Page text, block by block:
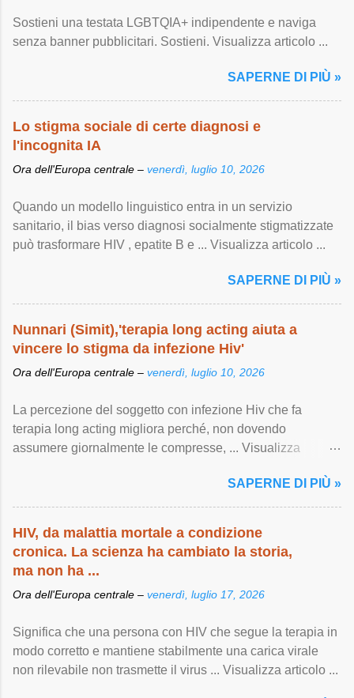
Sostieni una testata LGBTQIA+ indipendente e naviga
senza banner pubblicitari. Sostieni. Visualizza articolo ...
SAPERNE DI PIÙ »
Lo stigma sociale di certe diagnosi e
l'incognita IA
Ora dell'Europa centrale – venerdì, luglio 10, 2026
Quando un modello linguistico entra in un servizio
sanitario, il bias verso diagnosi socialmente stigmatizzate
può trasformare HIV , epatite B e ... Visualizza articolo ...
SAPERNE DI PIÙ »
Nunnari (Simit),'terapia long acting aiuta a
vincere lo stigma da infezione Hiv'
Ora dell'Europa centrale – venerdì, luglio 10, 2026
La percezione del soggetto con infezione Hiv che fa
terapia long acting migliora perché, non dovendo
assumere giornalmente le compresse, ... Visualizza
SAPERNE DI PIÙ »
HIV, da malattia mortale a condizione
cronica. La scienza ha cambiato la storia,
ma non ha ...
Ora dell'Europa centrale – venerdì, luglio 17, 2026
Significa che una persona con HIV che segue la terapia in
modo corretto e mantiene stabilmente una carica virale
non rilevabile non trasmette il virus ... Visualizza articolo ...